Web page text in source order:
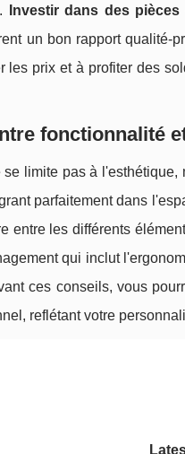
Investir dans des
un bon rapport
les prix et à profiter des
fonctionnalité
limite pas à
parfaitement dans
entre les différents
qui inclut
ces conseils, vous
reflétant votre